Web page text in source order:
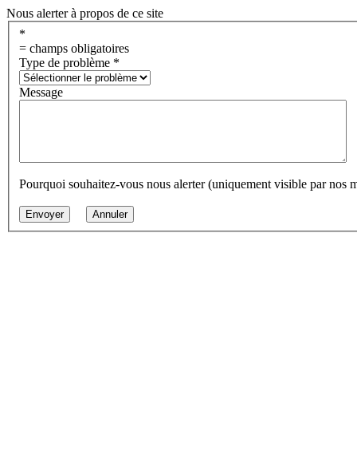
Nous alerter à propos de ce site
*
= champs obligatoires
Type de problème *
Message
Pourquoi souhaitez-vous nous alerter (uniquement visible par nos